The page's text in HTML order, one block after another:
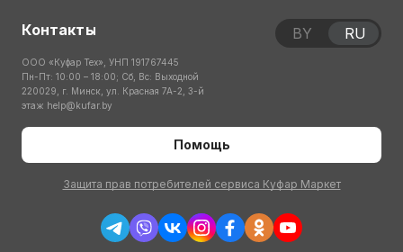
Контакты
ООО «Куфар Тех», УНП 191767445
Пн-Пт: 10:00 – 18:00; Сб, Вс: Выходной
220029, г. Минск, ул. Красная 7А-2, 3-й
этаж help@kufar.by
Помощь
Защита прав потребителей сервиса Куфар Маркет
BY RU